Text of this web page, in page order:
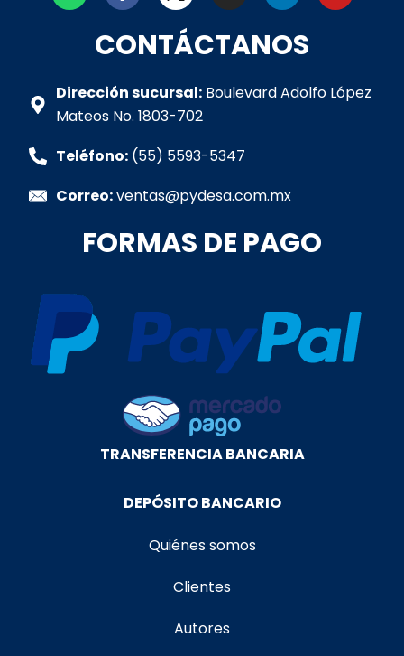
p
p
e
b
o
k
-
t
a
r
k
e
i
e
CONTÁCTANOS
Dirección sucursal: Boulevard Adolfo López
Mateos No. 1803-702
Teléfono: (55) 5593-5347
Correo:ventas@pydesa.com.mx
FORMAS DE PAGO
TRANSFERENCIA BANCARIA
DEPÓSITO BANCARIO
Quiénes somos
Clientes
Autores